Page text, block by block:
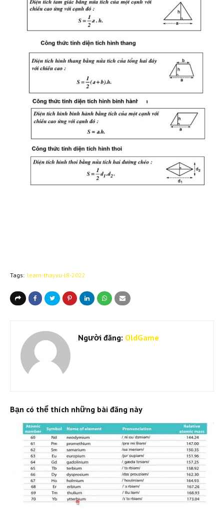
Tags: learn-thayvu-l8-2022
Người đăng: OldGame
Bạn có thể thích những bài đăng này